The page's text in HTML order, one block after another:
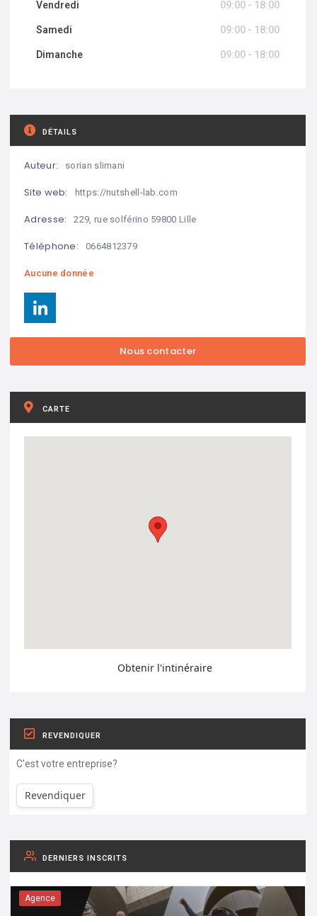
Vendredi 09:00 - 18:00
Samedi 09:00 - 18:00
Dimanche 09:00 - 18:00
DÉTAILS
Auteur: sorian slimani
Site web: https://nutshell-lab.com
Adresse: 229, rue solférino 59800 Lille
Téléphone: 0664812379
Aucune donnée
CARTE
Obtenir l'intinéraire
REVENDIQUER
C'est votre entreprise?
Revendiquer
DERNIERS INSCRITS
Agence